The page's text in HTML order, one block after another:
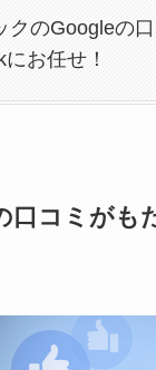
クのGoogleの
お任せ！
口コミがも